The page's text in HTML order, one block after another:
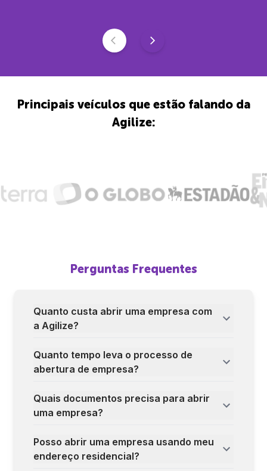
Principais veículos que estão falando da
Agilize:
Perguntas Frequentes
Quanto custa abrir uma empresa com
a Agilize?
Quanto tempo leva o processo de
abertura de empresa?
Quais documentos precisa para abrir
uma empresa?
Posso abrir uma empresa usando meu
endereço residencial?